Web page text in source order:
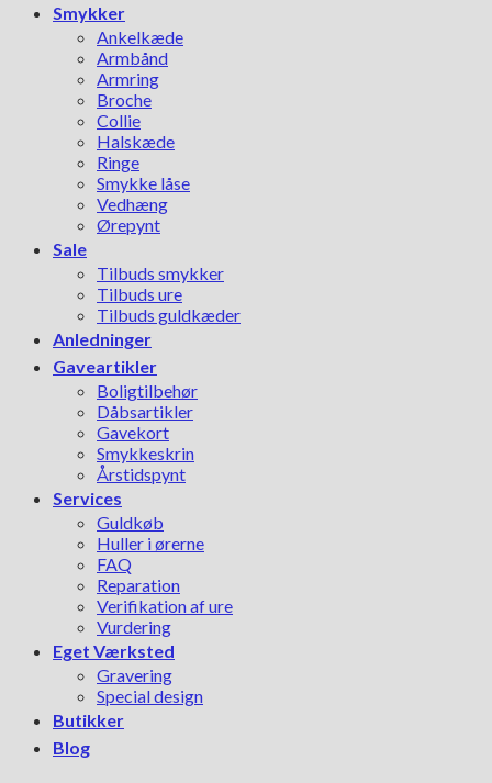
Smykker
Ankelkæde
Armbånd
Armring
Broche
Collie
Halskæde
Ringe
Smykke låse
Vedhæng
Ørepynt
Sale
Tilbuds smykker
Tilbuds ure
Tilbuds guldkæder
Anledninger
Gaveartikler
Boligtilbehør
Dåbsartikler
Gavekort
Smykkeskrin
Årstidspynt
Services
Guldkøb
Huller i ørerne
FAQ
Reparation
Verifikation af ure
Vurdering
Eget Værksted
Gravering
Special design
Butikker
Blog